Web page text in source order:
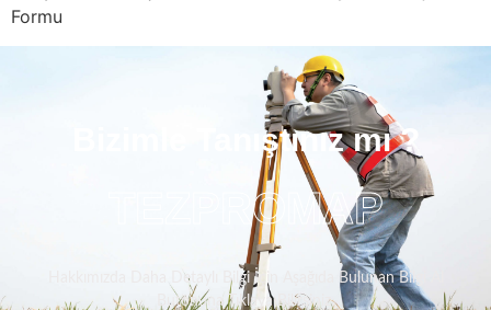
Formu
Bizimle Tanıştınız mı ?
TEZPROMAP
Hakkımızda Daha Detaylı Bilgi İçin Aşağıda Bulunan Bilgi Al
Butonuna Tıklaya Bilirsiniz.